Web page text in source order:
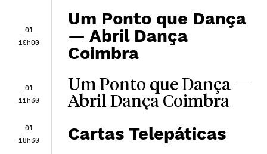
01
10h00
Um Ponto que Dança
— Abril Dança
Coimbra
01
11h30
Um Ponto que Dança —
Abril Dança Coimbra
01
18h30
Cartas Telepáticas